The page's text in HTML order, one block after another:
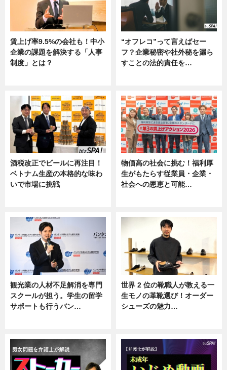
賃上げ率9.5%の会社も！中小
企業の課題を解決する「人事
制度」とは？
“オフレコ”って言えばセー
フ？企業秘密や社外秘を漏ら
すことの法的責任を…
酒税改正でビールに再注目！
ベトナム生産の本格的な味わ
いで市場に挑戦
物価高の社会に挑む！福利厚
生がもたらす従業員・企業・
社会への恩恵と可能…
観光業の人材不足解消を専門
スクールが担う。学生の留学
サポートも行うバン…
世界 2 位の靴職人が教える一
生モノの革靴選び！オーダー
シューズの魅力…